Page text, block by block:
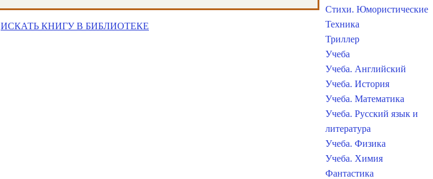
ИСКАТЬ КНИГУ В БИБЛИОТЕКЕ
Стихи. Юмористические
Техника
Триллер
Учеба
Учеба. Английский
Учеба. История
Учеба. Математика
Учеба. Русский язык и
литература
Учеба. Физика
Учеба. Химия
Фантастика